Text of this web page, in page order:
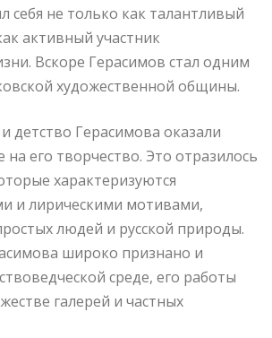
себя не только как талантливый
активный участник
Вскоре Герасимов стал одним
художественной общины.
детство Герасимова оказали
на его творчество. Это отразилось
характеризуются
и лирическими мотивами,
людей и русской природы.
широко признано и
среде, его работы
галерей и частных